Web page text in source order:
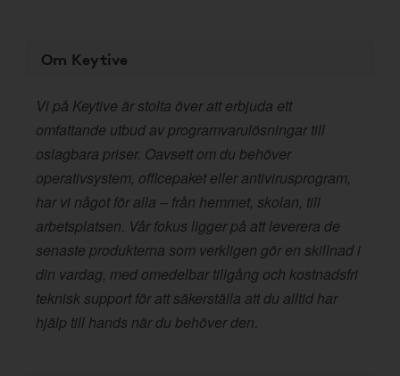
Om Keytive
Vi på Keytive är stolta över att erbjuda ett
omfattande utbud av programvarulösningar till
oslagbara priser. Oavsett om du behöver
operativsystem, officepaket eller antivirusprogram,
har vi något för alla – från hemmet, skolan, till
arbetsplatsen. Vår fokus ligger på att leverera de
senaste produkterna som verkligen gör en skillnad i
din vardag, med omedelbar tillgång och kostnadsfri
teknisk support för att säkerställa att du alltid har
hjälp till hands när du behöver den.